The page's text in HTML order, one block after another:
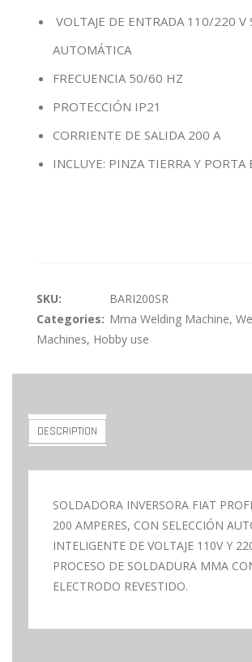
VOLTAJE DE ENTRADA 110/220 V
AUTOMÁTICA
FRECUENCIA 50/60 HZ
PROTECCIÓN IP21
CORRIENTE DE SALIDA 200 A
INCLUYE: PINZA TIERRA Y PORTA
SKU:
BARI200SR
Categories: Mma Welding Machine,
Machines, Hobby use
DESCRIPTION
SOLDADORA INVERSORA FIAT
200 AMPERES, CON SELECCIÓN
INTELIGENTE DE VOLTAJE 110V Y
PROCESO DE SOLDADURA MMA
ELECTRODO REVESTIDO.